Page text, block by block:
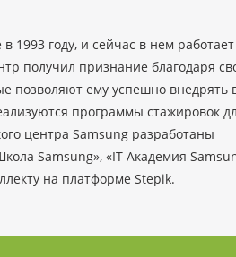
1993 году, и сейчас в нем работает
получил признание благодаря
позволяют ему успешно внедрять
программы стажировок
центра Samsung разработаны
Samsung», «IT Академия
на платформе Stepik.